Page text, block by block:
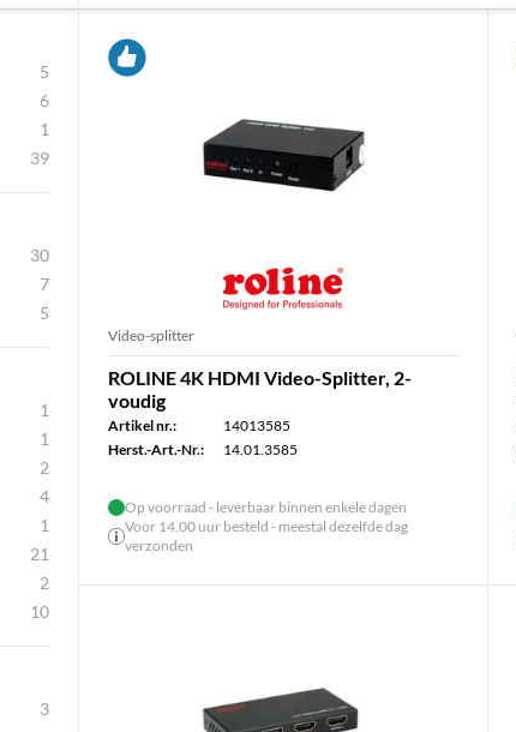
5
6
1
39
30
7
5
1
1
2
4
1
21
2
10
3
Video-splitter
ROLINE 4K HDMI Video-Splitter, 2-
voudig
Artikel nr.:
14013585
Herst.-Art.-Nr.:
14.01.3585
Op voorraad - leverbaar binnen enkele dagen
Voor 14.00 uur besteld - meestal dezelfde dag
verzonden